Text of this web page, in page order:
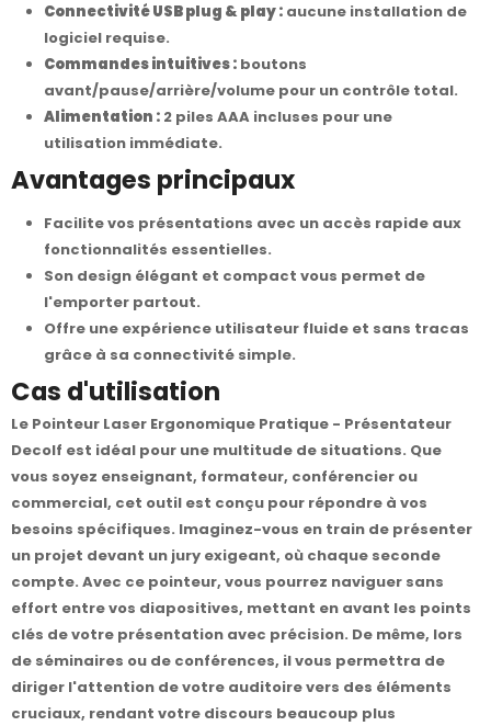
Connectivité USB plug & play : aucune installation de
logiciel requise.
Commandes intuitives : boutons
avant/pause/arrière/volume pour un contrôle total.
Alimentation : 2 piles AAA incluses pour une
utilisation immédiate.
Avantages principaux
Facilite vos présentations avec un accès rapide aux
fonctionnalités essentielles.
Son design élégant et compact vous permet de
l'emporter partout.
Offre une expérience utilisateur fluide et sans tracas
grâce à sa connectivité simple.
Cas d'utilisation
Le Pointeur Laser Ergonomique Pratique - Présentateur
Decolf est idéal pour une multitude de situations. Que
vous soyez enseignant, formateur, conférencier ou
commercial, cet outil est conçu pour répondre à vos
besoins spécifiques. Imaginez-vous en train de présenter
un projet devant un jury exigeant, où chaque seconde
compte. Avec ce pointeur, vous pourrez naviguer sans
effort entre vos diapositives, mettant en avant les points
clés de votre présentation avec précision. De même, lors
de séminaires ou de conférences, il vous permettra de
diriger l'attention de votre auditoire vers des éléments
cruciaux, rendant votre discours beaucoup plus